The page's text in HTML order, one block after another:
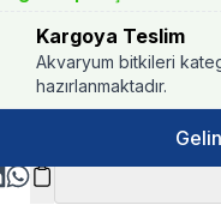
Kargoya Teslim
Akvaryum bitkileri
hazırlanmaktadır.